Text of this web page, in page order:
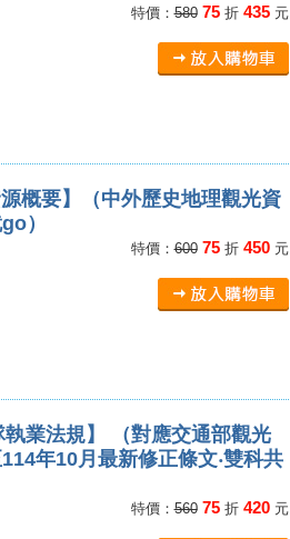
特價：58075折 435元
概要】（中外歷史地理觀光資
）
特價：60075折 450元
業法規】 （對應交通部觀光
年10月最新修正條文‧雙科共
特價：56075折 420元